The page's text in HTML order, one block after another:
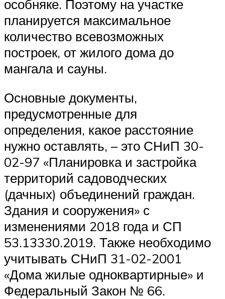
особняке. Поэтому на участке
планируется максимальное
количество всевозможных
построек, от жилого дома до
мангала и сауны.
Основные документы,
предусмотренные для
определения, какое расстояние
нужно оставлять, – это СНиП 30-
02-97 «Планировка и застройка
территорий садоводческих
(дачных) объединений граждан.
Здания и сооружения» с
изменениями 2018 года и СП
53.13330.2019. Также необходимо
учитывать СНиП 31-02-2001
«Дома жилые одноквартирные» и
Федеральный Закон № 66.